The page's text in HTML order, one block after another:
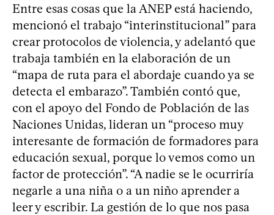
Entre esas cosas que la ANEP está haciendo,
mencionó el trabajo “interinstitucional” para
crear protocolos de violencia, y adelantó que
trabaja también en la elaboración de un
“mapa de ruta para el abordaje cuando ya se
detecta el embarazo”. También contó que,
con el apoyo del Fondo de Población de las
Naciones Unidas, lideran un “proceso muy
interesante de formación de formadores para
educación sexual, porque lo vemos como un
factor de protección”. “A nadie se le ocurriría
negarle a una niña o a un niño aprender a
leer y escribir. La gestión de lo que nos pasa